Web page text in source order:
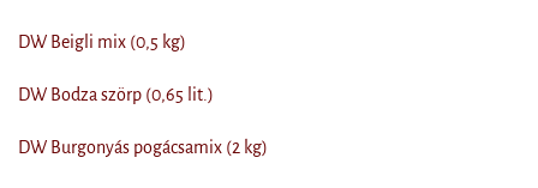
DW Beigli mix (0,5 kg)
DW Bodza szörp (0,65 lit.)
DW Burgonyás pogácsamix (2 kg)